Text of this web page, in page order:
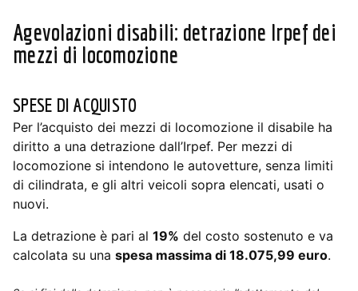
Agevolazioni disabili: detrazione Irpef dei
mezzi di locomozione
SPESE DI ACQUISTO
Per l’acquisto dei mezzi di locomozione il disabile ha
diritto a una detrazione dall’Irpef. Per mezzi di
locomozione si intendono le autovetture, senza limiti
di cilindrata, e gli altri veicoli sopra elencati, usati o
nuovi.
La detrazione è pari al 19% del costo sostenuto e va
calcolata su una spesa massima di 18.075,99 euro.